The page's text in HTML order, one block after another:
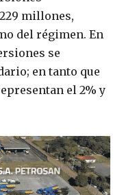
millones,
del régimen. En
se
en tanto que
el 2% y